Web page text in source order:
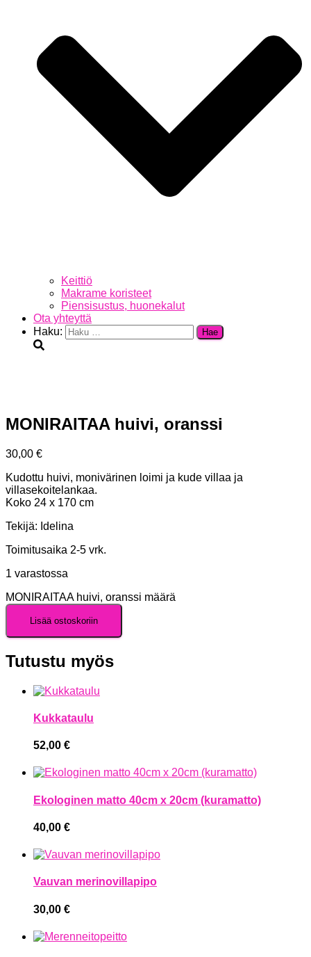
Keittiö
Makrame koristeet
Piensisustus, huonekalut
Ota yhteyttä
Haku:
MONIRAITAA huivi, oranssi
30,00 €
Kudottu huivi, monivärinen loimi ja kude villaa ja
villasekoitelankaa.
Koko 24 x 170 cm
Tekijä: Idelina
Toimitusaika 2-5 vrk.
1 varastossa
MONIRAITAA huivi, oranssi määrä
Lisää ostoskoriin
Tutustu myös
Kukkataulu
52,00 €
Ekologinen matto 40cm x 20cm (kuramatto)
40,00 €
Vauvan merinovillapipo
30,00 €